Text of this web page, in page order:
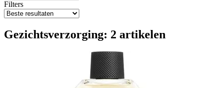
Filters
Gezichtsverzorging: 2 artikelen